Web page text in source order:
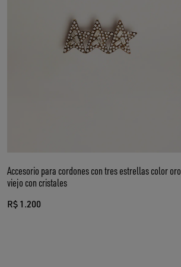
Accesorio para cordones con tres estrellas color oro
viejo con cristales
R$ 1.200